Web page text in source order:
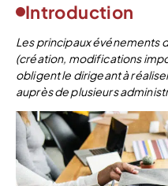
Introduction
Les principaux événements
(création, modifications
obligent le dirigeant à
auprès de plusieurs